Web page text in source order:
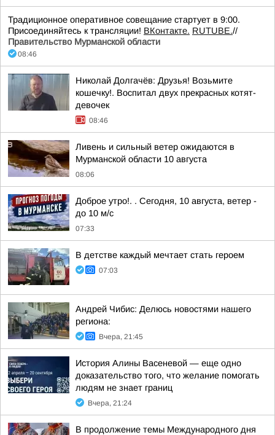
Традиционное оперативное совещание стартует в 9:00.
Присоединяйтесь к трансляции! ВКонтакте. RUTUBE.//
Правительство Мурманской области
08:46
Николай Долгачёв: Друзья! Возьмите
кошечку!. Воспитал двух прекрасных котят-
девочек
08:46
Ливень и сильный ветер ожидаются в
Мурманской области 10 августа
08:06
Доброе утро!. . Сегодня, 10 августа, ветер -
до 10 м/с
07:33
В детстве каждый мечтает стать героем
07:03
Андрей Чибис: Делюсь новостями нашего
региона:
Вчера, 21:45
История Алины Васеневой — еще одно
доказательство того, что желание помогать
людям не знает границ
Вчера, 21:24
В продолжение темы Международного дня